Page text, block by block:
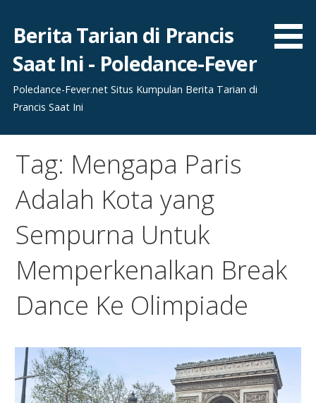
content
Berita Tarian di Prancis
Saat Ini - Poledance-Fever
Poledance-Fever.net Situs Kumpulan Berita Tarian di
Prancis Saat Ini
Tag: Mengapa Paris
Adalah Kota yang
Sempurna Untuk
Memperkenalkan Break
Dance Ke Olimpiade